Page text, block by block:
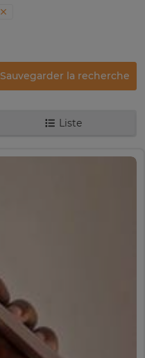
Sauvegarder la recherche
Liste